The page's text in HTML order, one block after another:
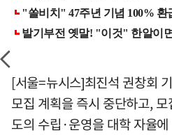
[서울=뉴시스]최진석 권창회
모집 계획을 즉시 중단하고,
도의 수립·운영을 대학 자율